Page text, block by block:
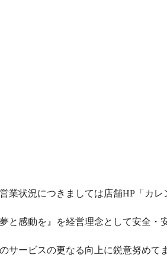
状況につきましては店舗HP「カレ
と感動を』を経営理念として安全・
ービスの更なる向上に鋭意努めて